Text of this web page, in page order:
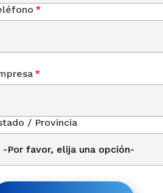
*
*
/ Provincia